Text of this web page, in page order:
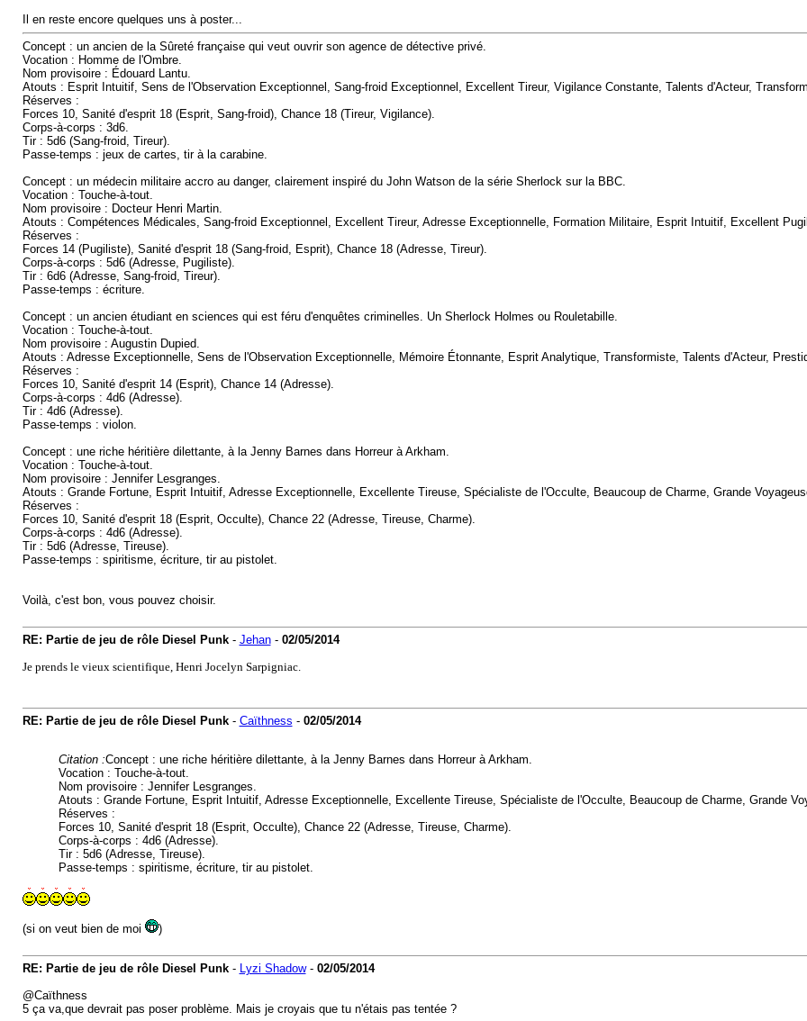
Il en reste encore quelques uns à poster...
Concept : un ancien de la Sûreté française qui veut ouvrir son agence de détective privé.
Vocation : Homme de l'Ombre.
Nom provisoire : Édouard Lantu.
Atouts : Esprit Intuitif, Sens de l'Observation Exceptionnel, Sang-froid Exceptionnel, Excellent Tireur, Vigilance Constante, Talents d'Acteur,
Réserves :
Forces 10, Sanité d'esprit 18 (Esprit, Sang-froid), Chance 18 (Tireur, Vigilance).
Corps-à-corps : 3d6.
Tir : 5d6 (Sang-froid, Tireur).
Passe-temps : jeux de cartes, tir à la carabine.
Concept : un médecin militaire accro au danger, clairement inspiré du John Watson de la série Sherlock sur la BBC.
Vocation : Touche-à-tout.
Nom provisoire : Docteur Henri Martin.
Atouts : Compétences Médicales, Sang-froid Exceptionnel, Excellent Tireur, Adresse Exceptionnelle, Formation Militaire, Esprit Intuitif, Excellent
Réserves :
Forces 14 (Pugiliste), Sanité d'esprit 18 (Sang-froid, Esprit), Chance 18 (Adresse, Tireur).
Corps-à-corps : 5d6 (Adresse, Pugiliste).
Tir : 6d6 (Adresse, Sang-froid, Tireur).
Passe-temps : écriture.
Concept : un ancien étudiant en sciences qui est féru d'enquêtes criminelles. Un Sherlock Holmes ou Rouletabille.
Vocation : Touche-à-tout.
Nom provisoire : Augustin Dupied.
Atouts : Adresse Exceptionnelle, Sens de l'Observation Exceptionnelle, Mémoire Étonnante, Esprit Analytique, Transformiste, Talents d'Acteur,
Réserves :
Forces 10, Sanité d'esprit 14 (Esprit), Chance 14 (Adresse).
Corps-à-corps : 4d6 (Adresse).
Tir : 4d6 (Adresse).
Passe-temps : violon.
Concept : une riche héritière dilettante, à la Jenny Barnes dans Horreur à Arkham.
Vocation : Touche-à-tout.
Nom provisoire : Jennifer Lesgranges.
Atouts : Grande Fortune, Esprit Intuitif, Adresse Exceptionnelle, Excellente Tireuse, Spécialiste de l'Occulte, Beaucoup de Charme, Grande
Réserves :
Forces 10, Sanité d'esprit 18 (Esprit, Occulte), Chance 22 (Adresse, Tireuse, Charme).
Corps-à-corps : 4d6 (Adresse).
Tir : 5d6 (Adresse, Tireuse).
Passe-temps : spiritisme, écriture, tir au pistolet.
Voilà, c'est bon, vous pouvez choisir.
RE: Partie de jeu de rôle Diesel Punk- Jehan- 02/05/2014
Je prends le vieux scientifique, Henri Jocelyn Sarpigniac.
RE: Partie de jeu de rôle Diesel Punk- Caïthness - 02/05/2014
Citation :Concept : une riche héritière dilettante, à la Jenny Barnes dans Horreur à Arkham.
Vocation : Touche-à-tout.
Nom provisoire : Jennifer Lesgranges.
Atouts : Grande Fortune, Esprit Intuitif, Adresse Exceptionnelle, Excellente Tireuse, Spécialiste de l'Occulte, Beaucoup de Charme, Grande
Réserves :
Forces 10, Sanité d'esprit 18 (Esprit, Occulte), Chance 22 (Adresse, Tireuse, Charme).
Corps-à-corps : 4d6 (Adresse).
Tir : 5d6 (Adresse, Tireuse).
Passe-temps : spiritisme, écriture, tir au pistolet.
(si on veut bien de moi )
RE: Partie de jeu de rôle Diesel Punk- Lyzi Shadow- 02/05/2014
@Caïthness
5 ça va,que devrait pas poser problème. Mais je croyais que tu n'étais pas tentée ?